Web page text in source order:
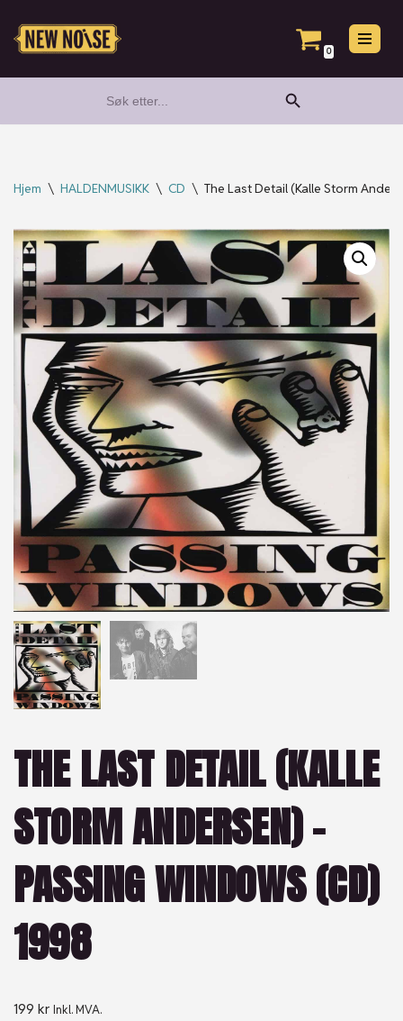
Hopp
0
for:
Search Button
Hjem \ HALDENMUSIKK \ CD \ The Last Detail (Kalle Storm
THE LAST DETAIL (KALLE
STORM ANDERSEN) –
PASSING WINDOWS (CD)
1998
199 kr Inkl. MVA.